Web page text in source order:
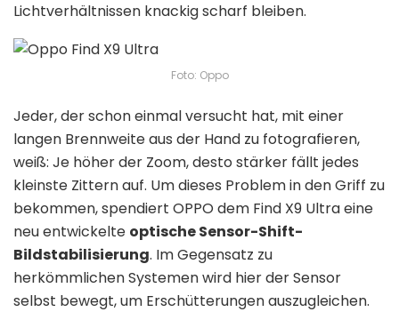
Lichtverhältnissen knackig scharf bleiben.
Foto: Oppo
Jeder, der schon einmal versucht hat, mit einer
langen Brennweite aus der Hand zu fotografieren,
weiß: Je höher der Zoom, desto stärker fällt jedes
kleinste Zittern auf. Um dieses Problem in den Griff zu
bekommen, spendiert OPPO dem Find X9 Ultra eine
neu entwickelte optische Sensor-Shift-
Bildstabilisierung. Im Gegensatz zu
herkömmlichen Systemen wird hier der Sensor
selbst bewegt, um Erschütterungen auszugleichen.